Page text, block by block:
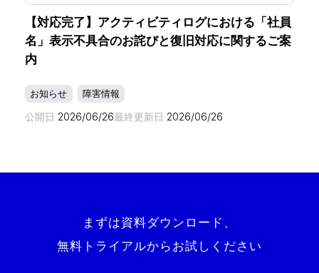
【対応完了】アクティビティログにおける「社員
名」表示不具合のお詫びと復旧対応に関するご案
内
お知らせ 障害情報
公開日 2026/06/26最終更新日 2026/06/26
まずは資料ダウンロード、
無料トライアルからお試しください